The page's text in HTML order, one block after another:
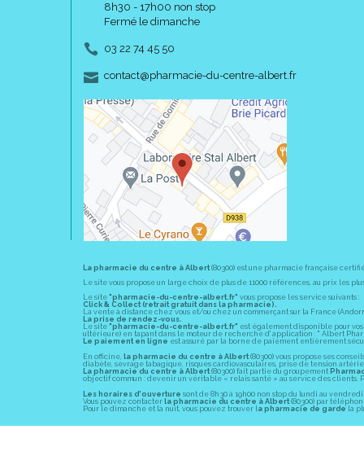
8h30 - 17h00 non stop
Fermé le dimanche
03 22 74 45 50
contact-
@-
pharmacie-du-centre-albert.fr
La pharmacie du centre à Albert(80300) est une pharmacie française
Le site vous propose un large choix de plus de 11000 références, au prix les
Le site "pharmacie-du-centre-albert.fr" vous propose les service suivants :
Click & Collect (retrait gratuit dans la pharmacie).
La vente à distance chez vous et/ou chez un commerçant sur la France
La prise de rendez-vous.
Le site "pharmacie-du-centre-albert.fr" est également disponible pour vos
ultérieure) en tapant dans le moteur de recherche d' application : " Albert
Le paiement en ligne est assuré par la borne de paiement entièrement
En officine, la pharmacie du centre à Albert(80300) vous propose ses
diabète, sevrage tabagique, risques cardiovasculaires, prise de tension
La pharmacie du centre à Albert(80300) fait partie du groupement
objectif commun : devenir un véritable « relais santé » au service des clients.
Les horaires d'ouverture sont de 8h30 à 19h00 non stop du lundi au
Vous pouvez contacter la pharmacie du centre à Albert(80300) par
Pour le dimanche et la nuit, vous pouvez trouver la pharmacie de garde la